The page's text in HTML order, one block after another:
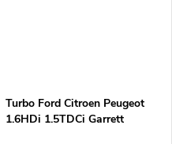
Turbo Ford Citroen Peugeot
1.6HDi 1.5TDCi Garrett